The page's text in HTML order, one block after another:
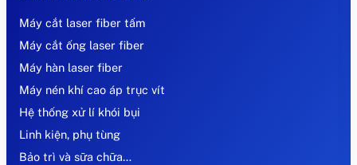
Máy cắt laser fiber tấm
Máy cắt ống laser fiber
Máy hàn laser fiber
Máy nén khí cao áp trục vít
Hệ thống xử lí khói bụi
Linh kiện, phụ tùng
Bảo trì và sữa chữa…